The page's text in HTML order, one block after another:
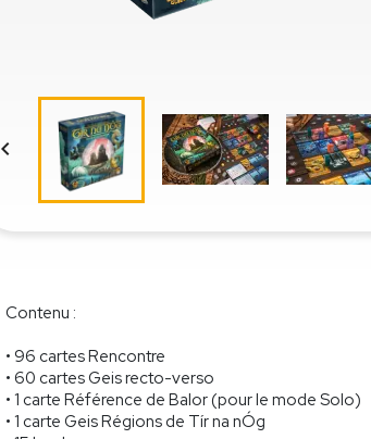

Contenu :
• 96 cartes Rencontre
• 60 cartes Geis recto-verso
• 1 carte Référence de Balor (pour le mode Solo)
• 1 carte Geis Régions de Tír na nÓg